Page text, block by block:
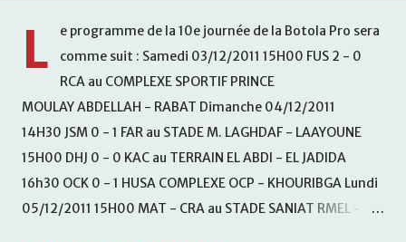
L
e programme de la 10e journée de la Botola Pro sera
comme suit : Samedi 03/12/2011 15H00 FUS 2 - 0
RCA au COMPLEXE SPORTIF PRINCE
MOULAY ABDELLAH - RABAT Dimanche 04/12/2011
14H30 JSM 0 - 1 FAR au STADE M. LAGHDAF - LAAYOUNE
15H00 DHJ 0 - 0 KAC au TERRAIN EL ABDI - EL JADIDA
16h30 OCK 0 - 1 HUSA COMPLEXE OCP - KHOURIBGA Lundi
05/12/2011 15H00 MAT - CRA au STADE SANIAT RMEL -